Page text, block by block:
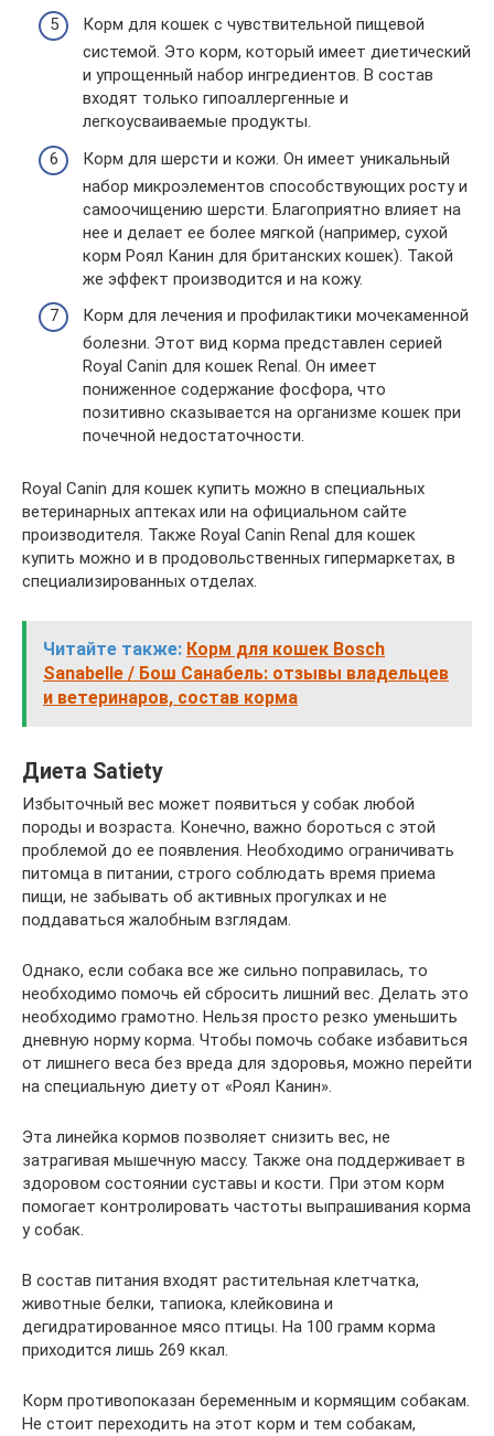
Корм для кошек с чувствительной пищевой
системой. Это корм, который имеет диетический
и упрощенный набор ингредиентов. В состав
входят только гипоаллергенные и
легкоусваиваемые продукты.
Корм для шерсти и кожи. Он имеет уникальный
набор микроэлементов способствующих росту и
самоочищению шерсти. Благоприятно влияет на
нее и делает ее более мягкой (например, сухой
корм Роял Канин для британских кошек). Такой
же эффект производится и на кожу.
Корм для лечения и профилактики мочекаменной
болезни. Этот вид корма представлен серией
Royal Canin для кошек Renal. Он имеет
пониженное содержание фосфора, что
позитивно сказывается на организме кошек при
почечной недостаточности.
Royal Canin для кошек купить можно в специальных
ветеринарных аптеках или на официальном сайте
производителя. Также Royal Canin Renal для кошек
купить можно и в продовольственных гипермаркетах, в
специализированных отделах.
Читайте также: Корм для кошек Bosch
Sanabelle / Бош Санабель: отзывы владельцев
и ветеринаров, состав корма
Диета Satiety
Избыточный вес может появиться у собак любой
породы и возраста. Конечно, важно бороться с этой
проблемой до ее появления. Необходимо ограничивать
питомца в питании, строго соблюдать время приема
пищи, не забывать об активных прогулках и не
поддаваться жалобным взглядам.
Однако, если собака все же сильно поправилась, то
необходимо помочь ей сбросить лишний вес. Делать это
необходимо грамотно. Нельзя просто резко уменьшить
дневную норму корма. Чтобы помочь собаке избавиться
от лишнего веса без вреда для здоровья, можно перейти
на специальную диету от «Роял Канин».
Эта линейка кормов позволяет снизить вес, не
затрагивая мышечную массу. Также она поддерживает в
здоровом состоянии суставы и кости. При этом корм
помогает контролировать частоты выпрашивания корма
у собак.
В состав питания входят растительная клетчатка,
животные белки, тапиока, клейковина и
дегидратированное мясо птицы. На 100 грамм корма
приходится лишь 269 ккал.
Корм противопоказан беременным и кормящим собакам.
Не стоит переходить на этот корм и тем собакам,